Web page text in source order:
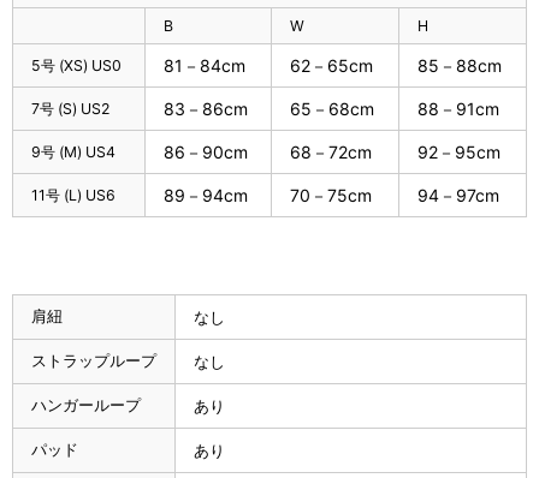
B W H
5号 (XS) US0 81－84cm 62－65cm 85－88cm
7号 (S) US2 83－86cm 65－68cm 88－91cm
9号 (M) US4 86－90cm 68－72cm 92－95cm
11号 (L) US6 89－94cm 70－75cm 94－97cm
肩紐 なし
ストラップループ なし
ハンガーループ あり
パッド あり